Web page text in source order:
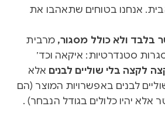
אנחנו בטוחים שתאהבו את
בלבד ולא כולל מסגור, מרבית
סטנדרטיות: איקאה וכד׳
לקצה בלי שוליים לבנים אלא
לבנים באפשרויות המוצר (הם
אלא יהיו כלולים בגודל הנבחר) .